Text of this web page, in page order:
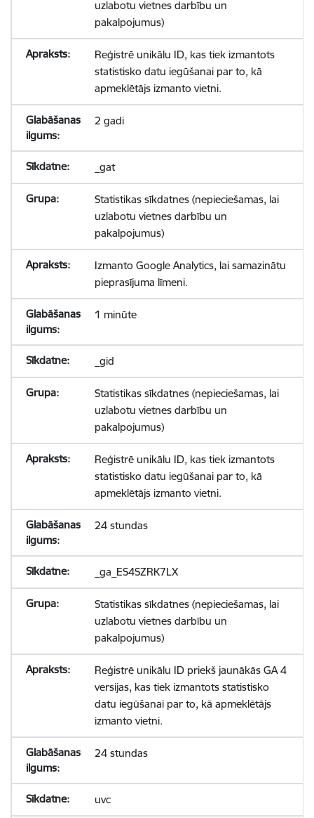
uzlabotu vietnes darbību un
pakalpojumus)
Reģistrē unikālu ID, kas tiek izmantots
statistisko datu iegūšanai par to, kā
apmeklētājs izmanto vietni.
2 gadi
_gat
Statistikas sīkdatnes (nepieciešamas, lai
uzlabotu vietnes darbību un
pakalpojumus)
Izmanto Google Analytics, lai samazinātu
pieprasījuma līmeni.
1 minūte
_gid
Statistikas sīkdatnes (nepieciešamas, lai
uzlabotu vietnes darbību un
pakalpojumus)
Reģistrē unikālu ID, kas tiek izmantots
statistisko datu iegūšanai par to, kā
apmeklētājs izmanto vietni.
24 stundas
_ga_ES4SZRK7LX
Statistikas sīkdatnes (nepieciešamas, lai
uzlabotu vietnes darbību un
pakalpojumus)
Reģistrē unikālu ID priekš jaunākās GA 4
versijas, kas tiek izmantots statistisko
datu iegūšanai par to, kā apmeklētājs
izmanto vietni.
24 stundas
uvc